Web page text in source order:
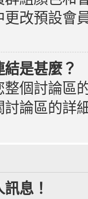
改預設會
結是甚麼？
整個討論區
討論區的詳
息！